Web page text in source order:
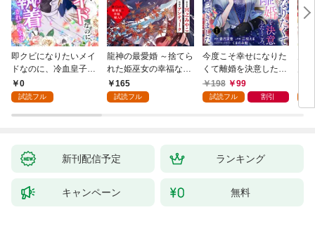
即クビになりたいメイ
ドなのに、冷血皇子に
執着されています第1
話
0
試読フル
龍神の最愛婚 ～捨てら
れた姫巫女の幸福な嫁
入り～: 1
165
試読フル
今度こそ幸せになりた
くて離婚を決意したと
ころ、無表情な旦那様
が「愛してる」と言っ
198 99
試読フル 割引
新刊配信予定 ランキング
キャンペーン 無料